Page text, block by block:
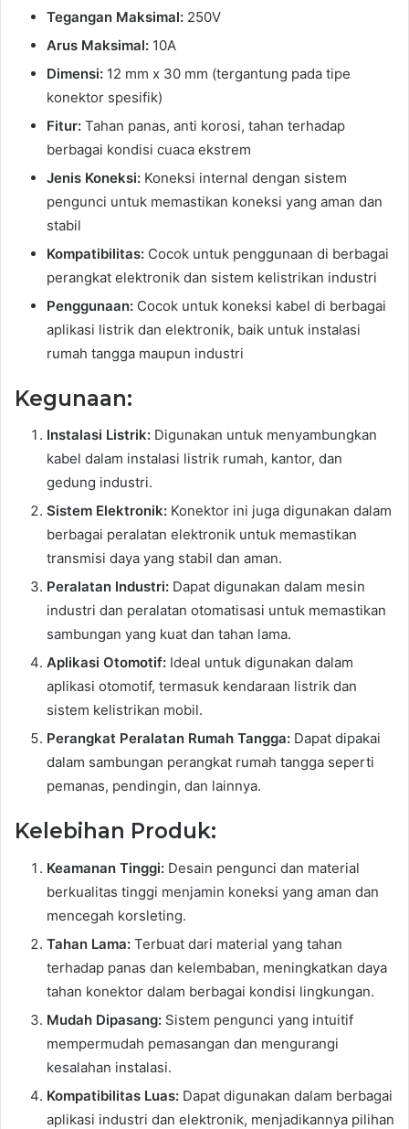
Tegangan Maksimal: 250V
Arus Maksimal: 10A
Dimensi: 12 mm x 30 mm (tergantung pada tipe
konektor spesifik)
Fitur: Tahan panas, anti korosi, tahan terhadap
berbagai kondisi cuaca ekstrem
Jenis Koneksi: Koneksi internal dengan sistem
pengunci untuk memastikan koneksi yang aman dan
stabil
Kompatibilitas: Cocok untuk penggunaan di berbagai
perangkat elektronik dan sistem kelistrikan industri
Penggunaan: Cocok untuk koneksi kabel di berbagai
aplikasi listrik dan elektronik, baik untuk instalasi
rumah tangga maupun industri
Kegunaan:
Instalasi Listrik: Digunakan untuk menyambungkan
kabel dalam instalasi listrik rumah, kantor, dan
gedung industri.
Sistem Elektronik: Konektor ini juga digunakan dalam
berbagai peralatan elektronik untuk memastikan
transmisi daya yang stabil dan aman.
Peralatan Industri: Dapat digunakan dalam mesin
industri dan peralatan otomatisasi untuk memastikan
sambungan yang kuat dan tahan lama.
Aplikasi Otomotif: Ideal untuk digunakan dalam
aplikasi otomotif, termasuk kendaraan listrik dan
sistem kelistrikan mobil.
Perangkat Peralatan Rumah Tangga: Dapat dipakai
dalam sambungan perangkat rumah tangga seperti
pemanas, pendingin, dan lainnya.
Kelebihan Produk:
Keamanan Tinggi: Desain pengunci dan material
berkualitas tinggi menjamin koneksi yang aman dan
mencegah korsleting.
Tahan Lama: Terbuat dari material yang tahan
terhadap panas dan kelembaban, meningkatkan daya
tahan konektor dalam berbagai kondisi lingkungan.
Mudah Dipasang: Sistem pengunci yang intuitif
mempermudah pemasangan dan mengurangi
kesalahan instalasi.
Kompatibilitas Luas: Dapat digunakan dalam berbagai
aplikasi industri dan elektronik, menjadikannya pilihan